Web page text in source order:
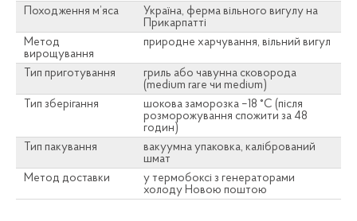
Походження м’яса
Україна, ферма вільного вигулу на
Прикарпатті
Метод
вирощування
природне харчування, вільний вигул
Тип приготування
гриль або чавунна сковорода
(medium rare чи medium)
Тип зберігання
шокова заморозка –18 °C (після
розморожування спожити за 48
годин)
Тип пакування
вакуумна упаковка, калібрований
шмат
Метод доставки
у термобоксі з генераторами
холоду Новою поштою